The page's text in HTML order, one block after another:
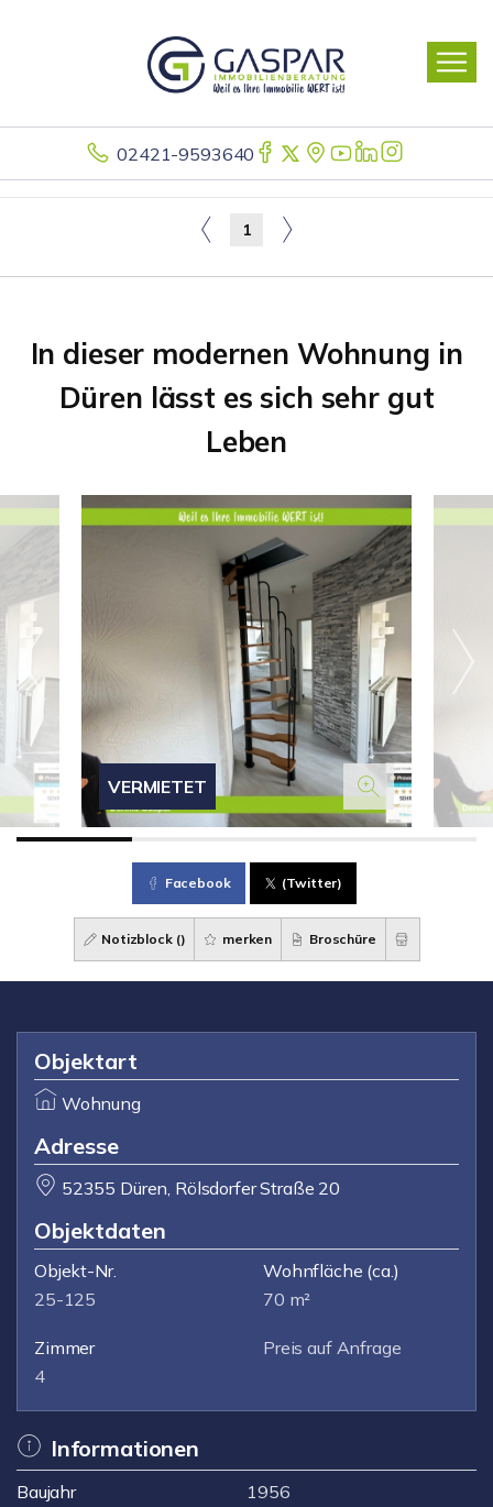
02421-9593640
1
In dieser modernen Wohnung in
Düren lässt es sich sehr gut
Leben
VERMIETET
Facebook (Twitter)
Notizblock () merken Broschüre
Objektart
Wohnung
Adresse
52355 Düren, Rölsdorfer Straße 20
Objektdaten
Objekt-Nr.
25-125
Wohnfläche (ca.)
70 m²
Zimmer
4
Preis auf Anfrage
Informationen
Baujahr
1956